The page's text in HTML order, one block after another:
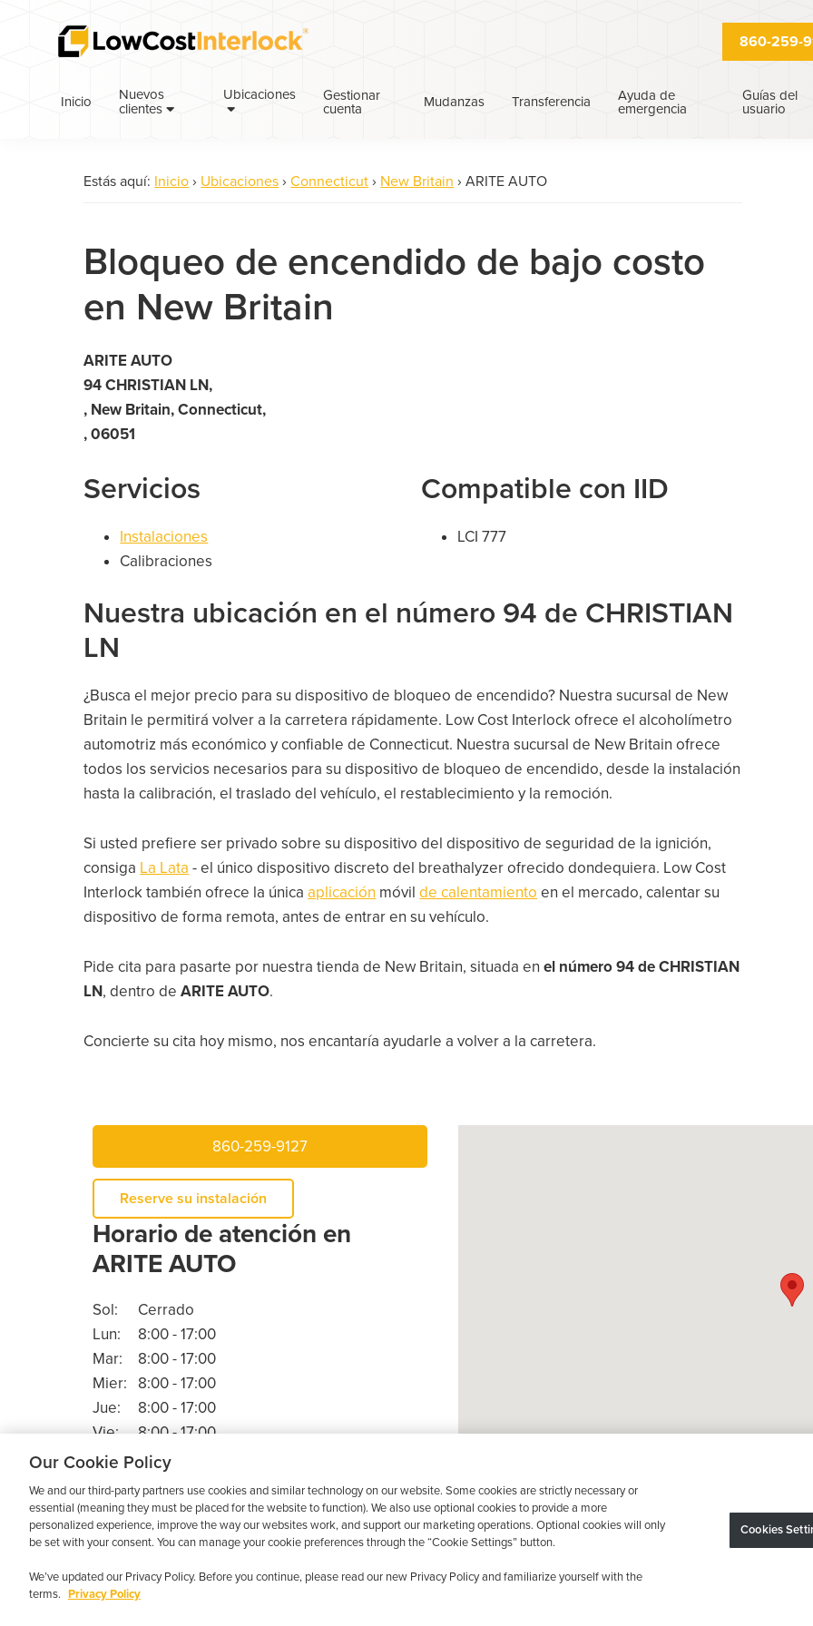
contenido
860-259-
Inicio
Nuevos
clientes
Ubicaciones
Gestionar
cuenta
Mudanzas Transferencia
Ayuda de
emergencia
Guías del
usuario
Estás aquí: Inicio › Ubicaciones › Connecticut › New Britain › ARITE AUTO
Bloqueo de encendido de bajo costo
en New Britain
ARITE AUTO
94 CHRISTIAN LN,
, New Britain, Connecticut,
, 06051
Servicios
Instalaciones
Calibraciones
Compatible con IID
LCI 777
Nuestra ubicación en el número 94 de CHRISTIAN
LN
¿Busca el mejor precio para su dispositivo de bloqueo de encendido? Nuestra sucursal de New
Britain le permitirá volver a la carretera rápidamente. Low Cost Interlock ofrece el alcoholímetro
automotriz más económico y confiable de Connecticut. Nuestra sucursal de New Britain ofrece
todos los servicios necesarios para su dispositivo de bloqueo de encendido, desde la instalación
hasta la calibración, el traslado del vehículo, el restablecimiento y la remoción.
Si usted prefiere ser privado sobre su dispositivo del dispositivo de seguridad de la ignición,
consiga La Lata - el único dispositivo discreto del breathalyzer ofrecido dondequiera. Low Cost
Interlock también ofrece la únicaaplicación móvilde calentamiento en el mercado, calentar su
dispositivo de forma remota, antes de entrar en su vehículo.
Pide cita para pasarte por nuestra tienda de New Britain, situada enel número 94 de CHRISTIAN
LN, dentro deARITE AUTO.
Concierte su cita hoy mismo, nos encantaría ayudarle a volver a la carretera.
860-259-9127
Reserve su instalación
Horario de atención en
ARITE AUTO
Sol:
Cerrado
Lun:
8:00 - 17:00
Mar:
8:00 - 17:00
Mier:
8:00 - 17:00
Jue:
8:00 - 17:00
Vie:
8:00 - 17:00
Sáb:
Cerrado
Trustpilot
El dispositivo puede variar según los requisitos estatales; se aplican restricciones.
Our Cookie Policy
We and our third-party partners use cookies and similar technology on our website. Some cookies are strictly necessary or
essential (meaning they must be placed for the website to function). We also use optional cookies to provide a more
personalized experience, improve the way our websites work, and support our marketing operations. Optional cookies will only
be set with your consent. You can manage your cookie preferences through the “Cookie Settings” button.
We’ve updated our Privacy Policy. Before you continue, please read our new Privacy Policy and familiarize yourself with the
terms. Privacy Policy
Cookies